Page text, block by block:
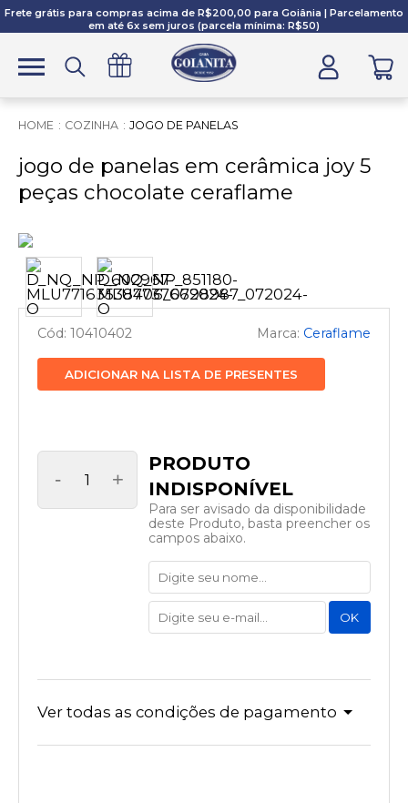
Frete grátis para compras acima de R$200,00 para Goiânia | Parcelamento
em até 6x sem juros (parcela mínima: R$50)
COZINHA JOGO DE PANELAS
jogo de panelas em cerâmica joy 5
peças chocolate ceraflame
10410402 Ceraflame
ADICIONAR NA LISTA DE PRESENTES
- +
Para ser avisado da disponibilidade
deste Produto, basta preencher os
campos abaixo.
Ver todas as condições de pagamento